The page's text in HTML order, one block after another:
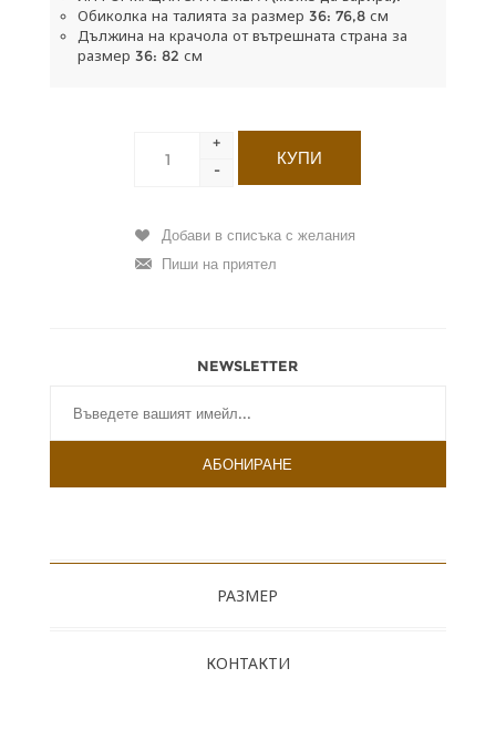
Обиколка на талията за размер 36: 76,8 см
Дължина на крачола от вътрешната страна за
размер 36: 82 см
+
-
NEWSLETTER
РАЗМЕР
КОНТАКТИ